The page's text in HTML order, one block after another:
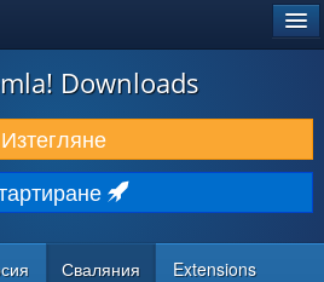
Downloads
Изтегляне
Сваляния Extensions